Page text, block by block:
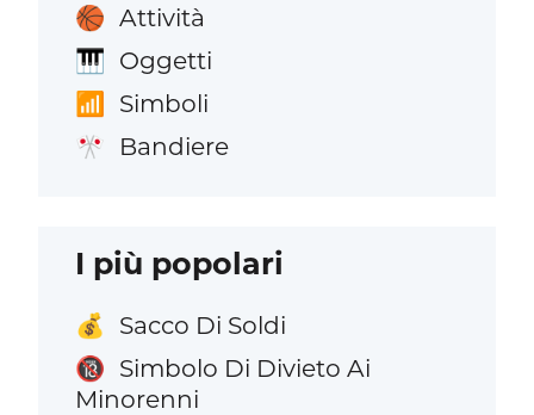
🏀 Attività
🎹 Oggetti
📶 Simboli
🎌 Bandiere
I più popolari
💰 Sacco Di Soldi
🔞 Simbolo Di Divieto Ai
Minorenni